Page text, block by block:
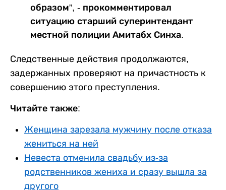
образом”, - прокомментировал
ситуацию старший суперинтендант
местной полиции Амитабх Синха.
Следственные действия продолжаются,
задержанных проверяют на причастность к
совершению этого преступления.
Читайте также:
Женщина зарезала мужчину после отказа
жениться на ней
Невеста отменила свадьбу из-за
родственников жениха и сразу вышла за
другого